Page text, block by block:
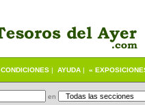
CONDICIONES | AYUDA | «
en